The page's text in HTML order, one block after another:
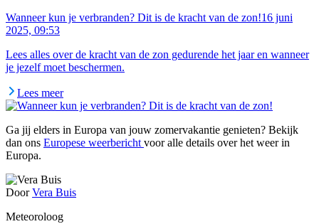
Wanneer kun je verbranden? Dit is de kracht van de zon!16 juni
2025, 09:53
Lees alles over de kracht van de zon gedurende het jaar en wanneer
je jezelf moet beschermen.
Lees meer
Ga jij elders in Europa van jouw zomervakantie genieten? Bekijk
dan ons Europese weerbericht voor alle details over het weer in
Europa.
DoorVera Buis
Meteoroloog